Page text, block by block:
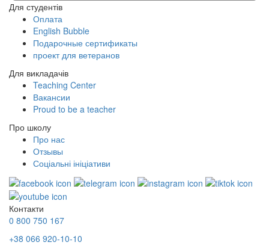
Для студентів
Оплата
English Bubble
Подарочные сертификаты
проект для ветеранов
Для викладачів
Teaching Center
Вакансии
Proud to be a teacher
Про школу
Про нас
Отзывы
Соціальні ініціативи
Контакти
0 800 750 167
+38 066 920-10-10